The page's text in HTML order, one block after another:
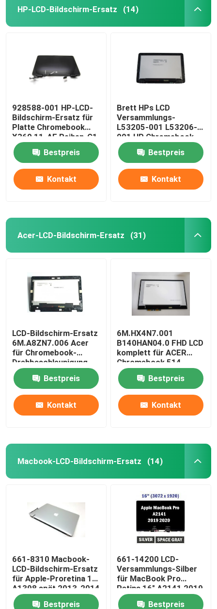
HP-LCD-Bildschirm-Ersatz (14)
928588-001 HP-LCD-
Bildschirm-Ersatz für
Platte Chromebook
X360 11-AE Reihen-G1
EE 11,6“ LCD
Bestpreis
Kontakt
Brett HPs LCD
Versammlungs-
L53205-001 L53206-
001 HP Chromebook
X360 11 G2 EE
NV116WHM-T10 LCD
W/Frame
Bestpreis
Kontakt
Acer-LCD-Bildschirm-Ersatz (31)
LCD-Bildschirm-Ersatz
6M.A8ZN7.006 Acer
für Chromebook-
Drehbeschleunigung
511 R753T 11,6 Zoll
Bestpreis
Kontakt
6M.HX4N7.001
B140HAN04.0 FHD LCD
komplett für ACER
Chromebook 514
CP514-1H-R4HQ-US
Bestpreis
Kontakt
Macbook-LCD-Bildschirm-Ersatz (14)
661-8310 Macbook-
LCD-Bildschirm-Ersatz
für Apple-Proretina 15"
A1398 spät 2013-2014
Bestpreis
661-14200 LCD-
Versammlungs-Silber
für MacBook Pro
Retina 16" A2141 2019
EMC3347
Bestpreis